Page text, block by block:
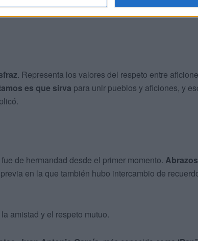
. Representa los valores del respeto entre
es que sirva para unir pueblos y aficiones, y
de hermandad desde el primer momento.
en la que también hubo intercambio de
amistad y el respeto mutuo.